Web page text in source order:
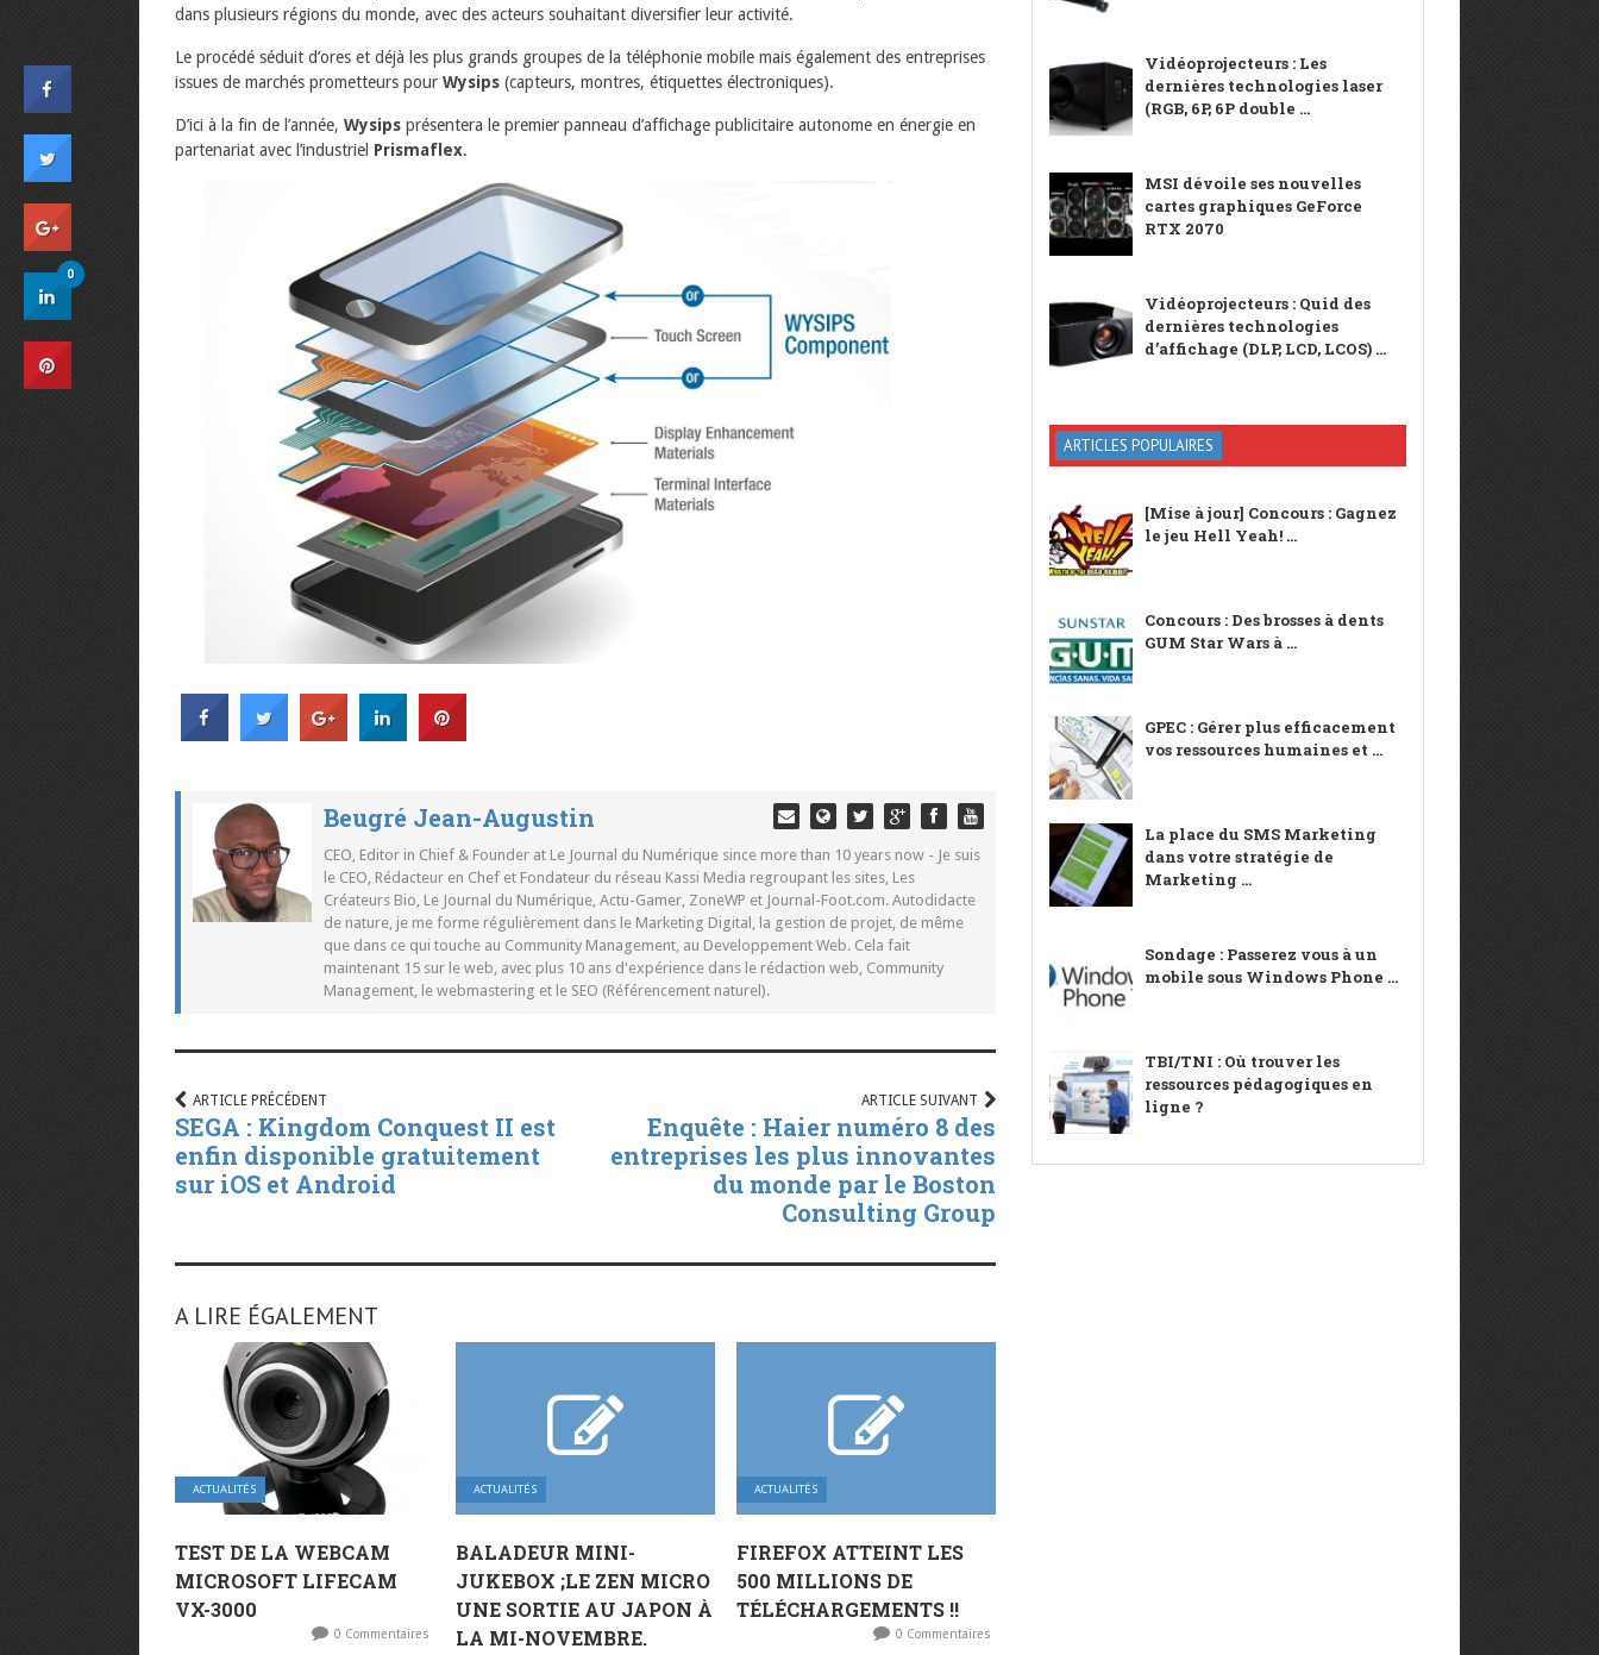
dans plusieurs régions du monde, avec des acteurs souhaitant diversifier leur activité.
Le procédé séduit d’ores et déjà les plus grands groupes de la téléphonie mobile mais également des entreprises
issues de marchés prometteurs pour Wysips (capteurs, montres, étiquettes électroniques).
D’ici à la fin de l’année, Wysips présentera le premier panneau d’affichage publicitaire autonome en énergie en
partenariat avec l’industriel Prismaflex.
Beugré Jean-Augustin
CEO, Editor in Chief & Founder at Le Journal du Numérique since more than 10 years now - Je suis
le CEO, Rédacteur en Chef et Fondateur du réseau Kassi Media regroupant les sites, Les
Créateurs Bio, Le Journal du Numérique, Actu-Gamer, ZoneWP et Journal-Foot.com. Autodidacte
de nature, je me forme régulièrement dans le Marketing Digital, la gestion de projet, de même
que dans ce qui touche au Community Management, au Developpement Web. Cela fait
maintenant 15 sur le web, avec plus 10 ans d'expérience dans le rédaction web, Community
Management, le webmastering et le SEO (Référencement naturel).
ARTICLE PRÉCÉDENT
SEGA : Kingdom Conquest II est
enfin disponible gratuitement
sur iOS et Android
ARTICLE SUIVANT
Enquête : Haier numéro 8 des
entreprises les plus innovantes
du monde par le Boston
Consulting Group
A LIRE ÉGALEMENT
ACTUALITÉS
TEST DE LA WEBCAM
MICROSOFT LIFECAM
VX-3000
0 Commentaires
ACTUALITÉS
BALADEUR MINI-
JUKEBOX ;LE ZEN MICRO
UNE SORTIE AU JAPON À
LA MI-NOVEMBRE.
ACTUALITÉS
FIREFOX ATTEINT LES
500 MILLIONS DE
TÉLÉCHARGEMENTS !!
0 Commentaires
Vidéoprojecteurs : Les
dernières technologies laser
(RGB, 6P, 6P double ...
MSI dévoile ses nouvelles
cartes graphiques GeForce
RTX 2070
Vidéoprojecteurs : Quid des
dernières technologies
d’affichage (DLP, LCD, LCOS) ...
ARTICLES POPULAIRES
[Mise à jour] Concours : Gagnez
le jeu Hell Yeah! ...
Concours : Des brosses à dents
GUM Star Wars à ...
GPEC : Gérer plus efficacement
vos ressources humaines et ...
La place du SMS Marketing
dans votre stratégie de
Marketing ...
Sondage : Passerez vous à un
mobile sous Windows Phone ...
TBI/TNI : Où trouver les
ressources pédagogiques en
ligne ?
0